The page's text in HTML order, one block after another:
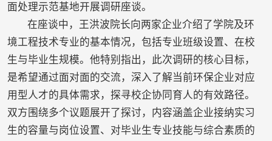
面处理示范基地开展调研座谈。
在座谈中，王洪波院长向两家企业介绍了学院及环
境工程技术专业的基本情况，包括专业班级设置、在校
生与毕业生规模。他特别指出，此次调研的核心目标，
是希望通过面对面的交流，深入了解当前环保企业对应
用型人才的具体需求，探寻校企协同育人的有效路径。
双方围绕多个议题展开了探讨，内容涵盖企业接纳实习
生的容量与岗位设置、对毕业生专业技能与综合素质的